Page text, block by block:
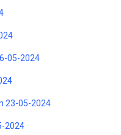
05-2024
23-05-2024
2024